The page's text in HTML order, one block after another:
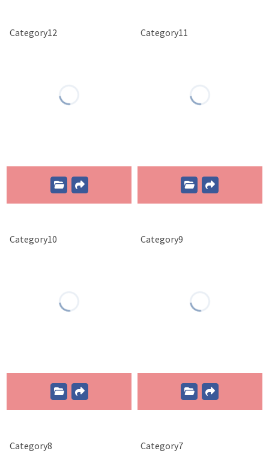
Category12 Category11
Category10 Category9
Category8 Category7